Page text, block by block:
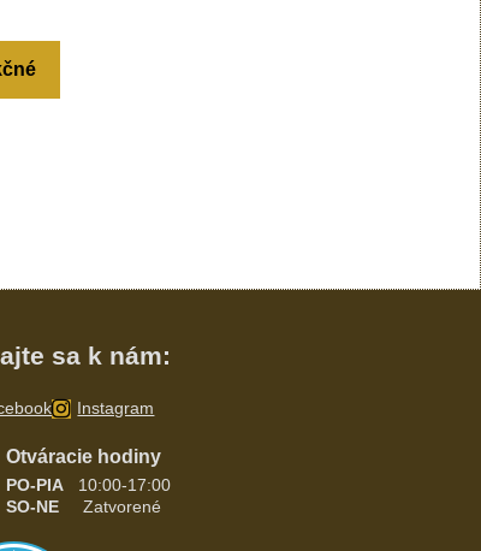
sa k nám:
Instagram
Otváracie hodiny
PO-PIA
10:00-17:00
SO-NE Zatvorené